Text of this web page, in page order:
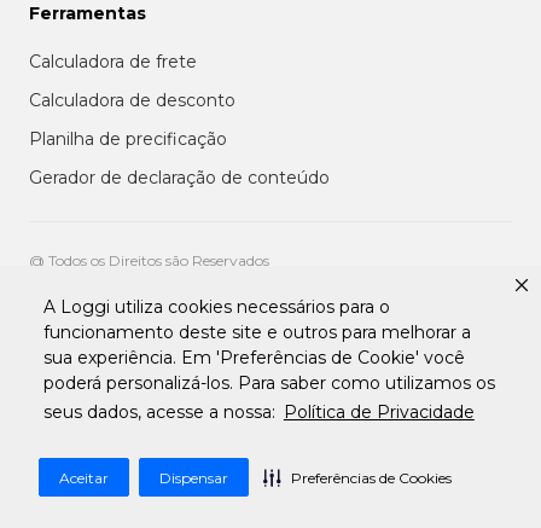
A Loggi utiliza cookies necessários para o
funcionamento deste site e outros para melhorar a
sua experiência. Em 'Preferências de Cookie' você
poderá personalizá-los. Para saber como utilizamos os
seus dados, acesse a nossa: Política de Privacidade
Aceitar Dispensar Preferências de Cookies
Ferramentas
Calculadora de frete
Calculadora de desconto
Planilha de precificação
Gerador de declaração de conteúdo
@ Todos os Direitos são Reservados
Aviso de privacidade aos clientes
Termos de uso para entregadores
Termos e condições de uso da plataforma transportadora Loggi
Termos e Condições de Uso de Clientes
Tratamento de Dados pessoais Para Fornecedores
Desenvolvido por Apiki WordPress